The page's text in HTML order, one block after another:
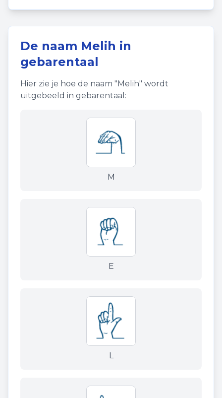
De naam Melih in
gebarentaal
Hier zie je hoe de naam "Melih" wordt
uitgebeeld in gebarentaal:
M
E
L